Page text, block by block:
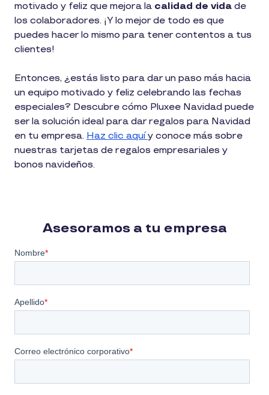
motivado y feliz que mejora la calidad de vida de
los colaboradores. ¡Y lo mejor de todo es que
puedes hacer lo mismo para tener contentos a tus
clientes!
Entonces, ¿estás listo para dar un paso más hacia
un equipo motivado y feliz celebrando las fechas
especiales? Descubre cómo Pluxee Navidad puede
ser la solución ideal para dar regalos para Navidad
en tu empresa. Haz clic aquíy conoce más sobre
nuestras tarjetas de regalos empresariales y
bonos navideños.
Asesoramos a tu empresa